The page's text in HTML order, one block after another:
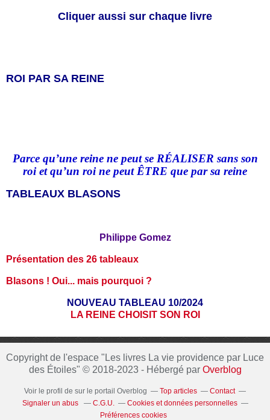
Cliquer aussi sur chaque livre
ROI PAR SA REINE
Parce qu’une reine ne peut se RÉALISER sans son
roi et qu’un roi ne peut ÊTRE que par sa reine
TABLEAUX BLASONS
Philippe Gomez
Présentation des 26 tableaux
Blasons ! Oui... mais pourquoi ?
NOUVEAU TABLEAU 10/2024
LA REINE CHOISIT SON ROI
Copyright de l'espace "Les livres La vie providence par Luce
des Étoiles" © 2018-2023 - Hébergé par Overblog
Voir le profil de sur le portail Overblog Top articles
Contact
Signaler un abus
C.G.U.
Cookies et données personnelles
Préférences cookies